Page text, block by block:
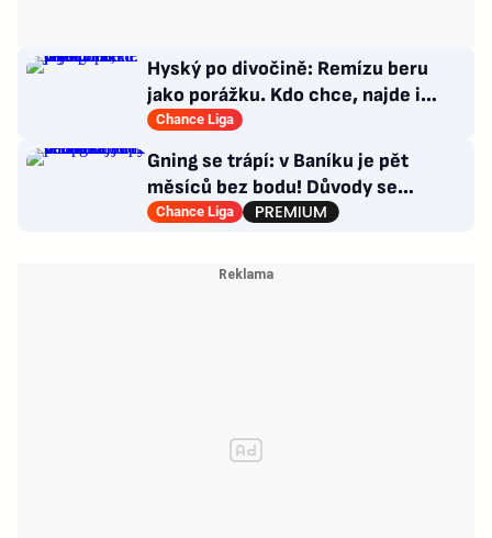
Hyský po divočině: Remízu beru
jako porážku. Kdo chce, najde i
hodně pozitivních věcí
Chance Liga
Gning se trápí: v Baníku je pět
měsíců bez bodu! Důvody se
opakují u tří trenérů
Chance Liga